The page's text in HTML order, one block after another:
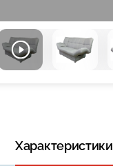
Характеристики